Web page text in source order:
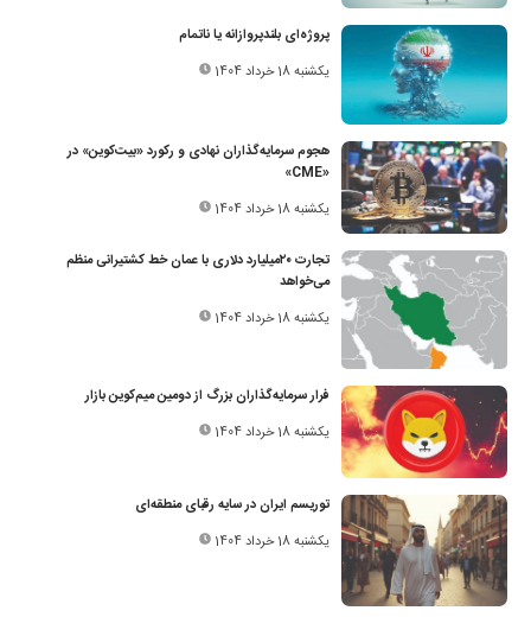
پروژه‌ای بلندپروازانه یا نا‌تمام
یکشنبه 18 خرداد 1404
هجوم سرمایه‌گذاران نهادی و رکورد «بیت‌کوین» در
«CME»
یکشنبه 18 خرداد 1404
تجارت ۲۰‌میلیارد دلاری با عمان خط کشتیرانی منظم
می‌خواهد
یکشنبه 18 خرداد 1404
فرار سرمایه‌گذاران بزرگ از دومین میم‌کوین بازار
یکشنبه 18 خرداد 1404
توریسم ایران در سایه رقبای منطقه‌ای
یکشنبه 18 خرداد 1404